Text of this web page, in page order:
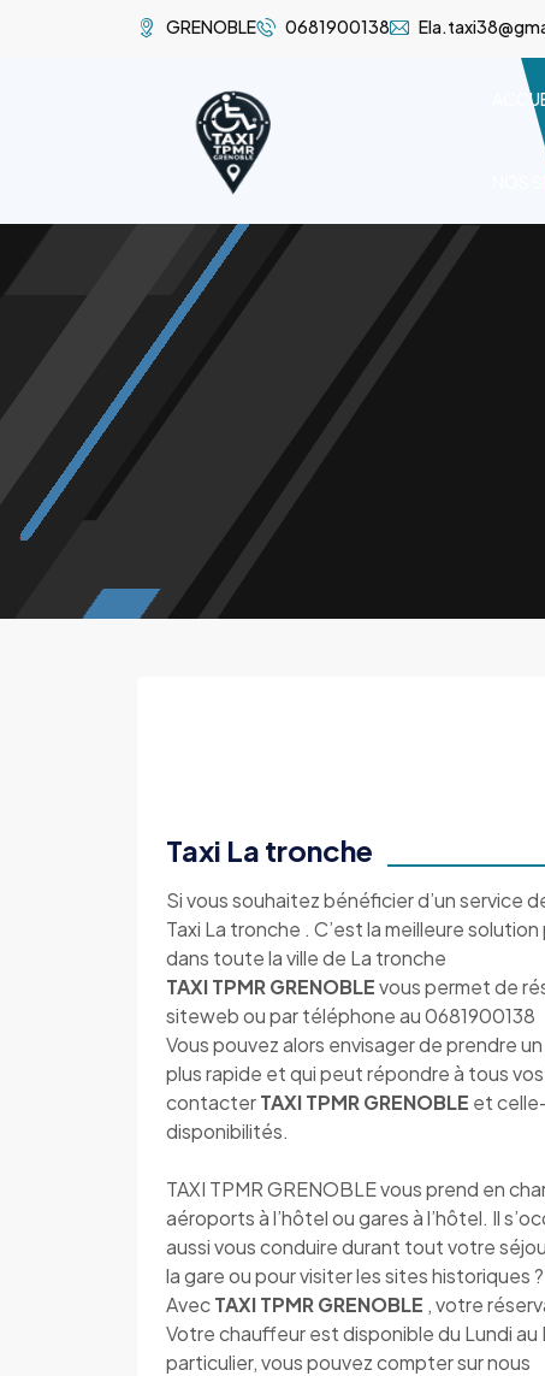
GRENOBLE 0681900138
NOS
Taxi La tronche
Si vous souhaitez bénéficier d’un service
Taxi La tronche . C’est la meilleure
dans toute la ville de La tronche
TAXI TPMR GRENOBLEvous permet de
siteweb ou par téléphone au 0681900138
Vous pouvez alors envisager de prendre
plus rapide et qui peut répondre à tous
contacterTAXI TPMR GRENOBLE et
disponibilités.
TAXI TPMR GRENOBLE vous prend en
aéroports à l’hôtel ou gares à l’hôtel. Il
aussi vous conduire durant tout votre
la gare ou pour visiter les sites
AvecTAXI TPMR GRENOBLE , votre
Votre chauffeur est disponible du Lundi
particulier, vous pouvez compter sur nous